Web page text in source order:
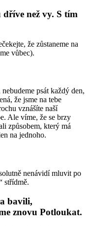
než vy. S tím
že zůstaneme na
vůbec).
psát každý den,
že jsme na tebe
vznášíte naší
Ale víme, že se brzy
způsobem, který má
na jednoho.
nenávidí mluvit po
střídmě.
bavili,
znovu Potloukat.